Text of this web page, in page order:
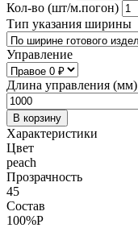
Кол-во (шт/м.погон)
Тип указания ширины
Управление
Длина управления (мм)
В корзину
Характеристики
Цвет
peach
Прозрачность
45
Состав
100%P